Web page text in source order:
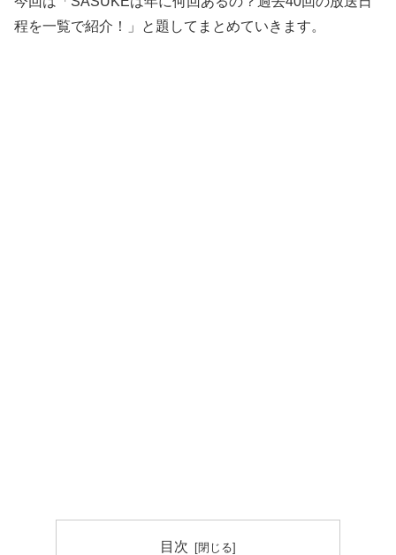
程を一覧で紹介！」と題してまとめていきます。
目次